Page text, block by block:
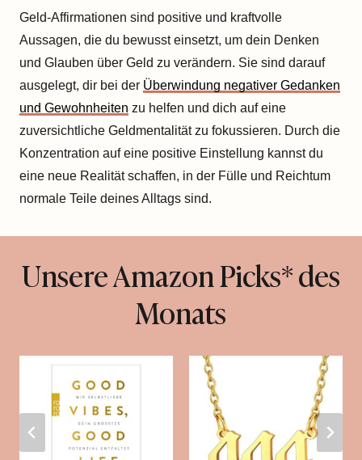
Geld-Affirmationen sind positive und kraftvolle
Aussagen, die du bewusst einsetzt, um dein Denken
und Glauben über Geld zu verändern. Sie sind darauf
ausgelegt, dir bei der Überwindung negativer Gedanken
und Gewohnheiten zu helfen und dich auf eine
zuversichtliche Geldmentalität zu fokussieren. Durch die
Konzentration auf eine positive Einstellung kannst du
eine neue Realität schaffen, in der Fülle und Reichtum
normale Teile deines Alltags sind.
Unsere Amazon Picks* des
Monats